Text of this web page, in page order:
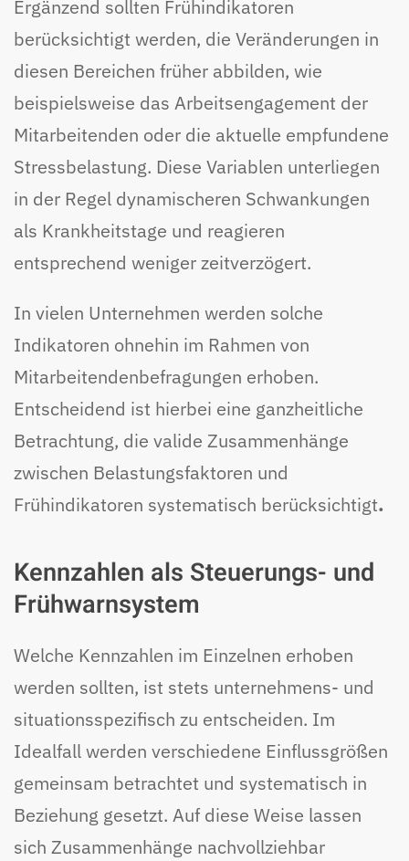
Ergänzend sollten Frühindikatoren
berücksichtigt werden, die Veränderungen in
diesen Bereichen früher abbilden, wie
beispielsweise das Arbeitsengagement der
Mitarbeitenden oder die aktuelle empfundene
Stressbelastung. Diese Variablen unterliegen
in der Regel dynamischeren Schwankungen
als Krankheitstage und reagieren
entsprechend weniger zeitverzögert.
In vielen Unternehmen werden solche
Indikatoren ohnehin im Rahmen von
Mitarbeitendenbefragungen erhoben.
Entscheidend ist hierbei eine ganzheitliche
Betrachtung, die valide Zusammenhänge
zwischen Belastungsfaktoren und
Frühindikatoren systematisch berücksichtigt.
Kennzahlen als Steuerungs- und
Frühwarnsystem
Welche Kennzahlen im Einzelnen erhoben
werden sollten, ist stets unternehmens- und
situationsspezifisch zu entscheiden. Im
Idealfall werden verschiedene Einflussgrößen
gemeinsam betrachtet und systematisch in
Beziehung gesetzt. Auf diese Weise lassen
sich Zusammenhänge nachvollziehbar